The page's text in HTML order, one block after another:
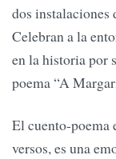
dos instalaciones
Celebran a la
en la historia por
poema “A
El cuento-poema
versos, es una